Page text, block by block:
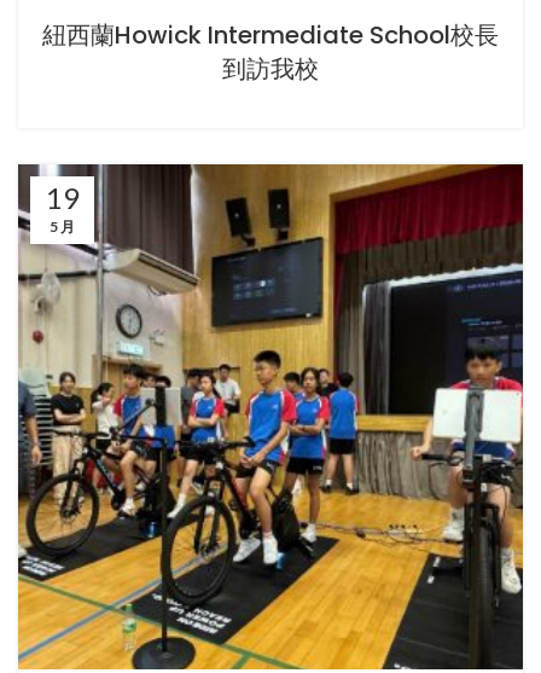
紐西蘭Howick Intermediate School校長
到訪我校
19
5 月